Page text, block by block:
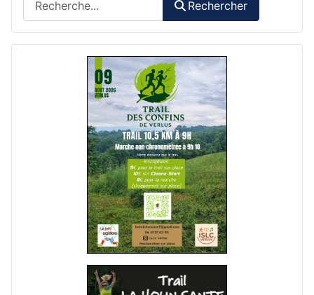
Rechercher